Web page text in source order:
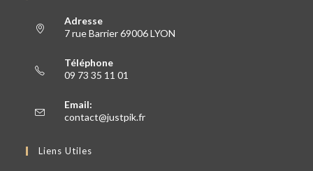
Adresse
7 rue Barrier 69006 LYON
Téléphone
09 73 35 11 01
Email:
contact@justpik.fr
Liens Utiles